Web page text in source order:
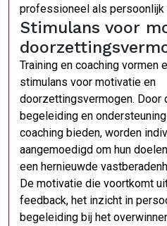
professioneel als persoonlijk
Stimulans voor
Training en coaching vormen
stimulans voor motivatie en
doorzettingsvermogen. Door
begeleiding en
coaching bieden, worden
aangemoedigd om hun
een hernieuwde
De motivatie die voortkomt
feedback, het inzicht in
begeleiding bij het